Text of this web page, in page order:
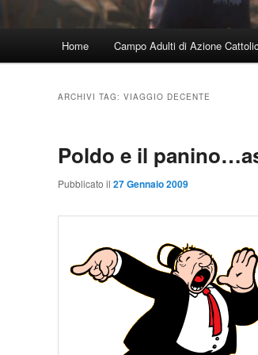
Home Campo Adulti di Azione
ARCHIVI TAG: VIAGGIO DECENTE
Poldo e il
Pubblicato il 27 Gennaio 2009